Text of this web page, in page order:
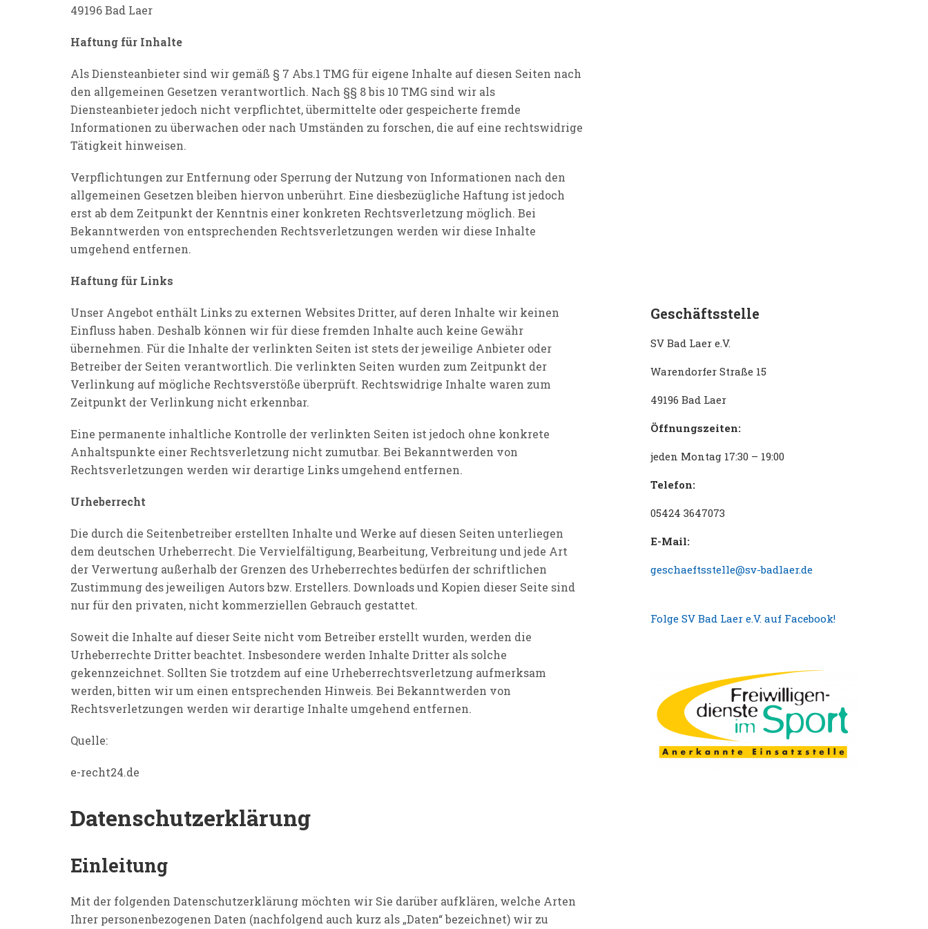
49196 Bad Laer
Haftung für Inhalte
Als Diensteanbieter sind wir gemäß § 7 Abs.1 TMG für eigene Inhalte auf diesen Seiten nach
den allgemeinen Gesetzen verantwortlich. Nach §§ 8 bis 10 TMG sind wir als
Diensteanbieter jedoch nicht verpflichtet, übermittelte oder gespeicherte fremde
Informationen zu überwachen oder nach Umständen zu forschen, die auf eine rechtswidrige
Tätigkeit hinweisen.
Verpflichtungen zur Entfernung oder Sperrung der Nutzung von Informationen nach den
allgemeinen Gesetzen bleiben hiervon unberührt. Eine diesbezügliche Haftung ist jedoch
erst ab dem Zeitpunkt der Kenntnis einer konkreten Rechtsverletzung möglich. Bei
Bekanntwerden von entsprechenden Rechtsverletzungen werden wir diese Inhalte
umgehend entfernen.
Haftung für Links
Unser Angebot enthält Links zu externen Websites Dritter, auf deren Inhalte wir keinen
Einfluss haben. Deshalb können wir für diese fremden Inhalte auch keine Gewähr
übernehmen. Für die Inhalte der verlinkten Seiten ist stets der jeweilige Anbieter oder
Betreiber der Seiten verantwortlich. Die verlinkten Seiten wurden zum Zeitpunkt der
Verlinkung auf mögliche Rechtsverstöße überprüft. Rechtswidrige Inhalte waren zum
Zeitpunkt der Verlinkung nicht erkennbar.
Eine permanente inhaltliche Kontrolle der verlinkten Seiten ist jedoch ohne konkrete
Anhaltspunkte einer Rechtsverletzung nicht zumutbar. Bei Bekanntwerden von
Rechtsverletzungen werden wir derartige Links umgehend entfernen.
Urheberrecht
Die durch die Seitenbetreiber erstellten Inhalte und Werke auf diesen Seiten unterliegen
dem deutschen Urheberrecht. Die Vervielfältigung, Bearbeitung, Verbreitung und jede Art
der Verwertung außerhalb der Grenzen des Urheberrechtes bedürfen der schriftlichen
Zustimmung des jeweiligen Autors bzw. Erstellers. Downloads und Kopien dieser Seite sind
nur für den privaten, nicht kommerziellen Gebrauch gestattet.
Soweit die Inhalte auf dieser Seite nicht vom Betreiber erstellt wurden, werden die
Urheberrechte Dritter beachtet. Insbesondere werden Inhalte Dritter als solche
gekennzeichnet. Sollten Sie trotzdem auf eine Urheberrechtsverletzung aufmerksam
werden, bitten wir um einen entsprechenden Hinweis. Bei Bekanntwerden von
Rechtsverletzungen werden wir derartige Inhalte umgehend entfernen.
Quelle:
e-recht24.de
Datenschutzerklärung
Einleitung
Mit der folgenden Datenschutzerklärung möchten wir Sie darüber aufklären, welche Arten
Ihrer personenbezogenen Daten (nachfolgend auch kurz als „Daten“ bezeichnet) wir zu
Geschäftsstelle
SV Bad Laer e.V.
Warendorfer Straße 15
49196 Bad Laer
Öffnungszeiten:
jeden Montag 17:30 – 19:00
Telefon:
05424 3647073
E-Mail:
geschaeftsstelle@sv-badlaer.de
Folge SV Bad Laer e.V. auf Facebook!